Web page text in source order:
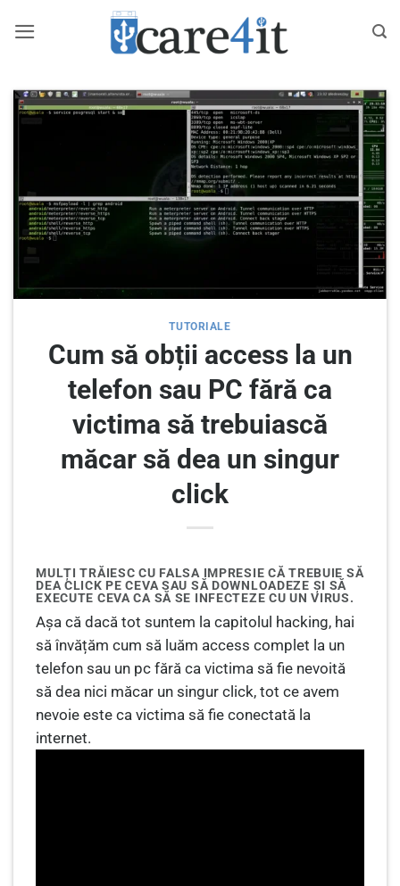
TUTORIALE
Cum să obții access la un
telefon sau PC fără ca
victima să trebuiască
măcar să dea un singur
click
MULȚI TRĂIESC CU FALSA IMPRESIE CĂ TREBUIE SĂ
DEA CLICK PE CEVA SAU SĂ DOWNLOADEZE ȘI SĂ
EXECUTE CEVA CA SĂ SE INFECTEZE CU UN VIRUS.
Așa că dacă tot suntem la capitolul hacking, hai
să învățăm cum să luăm access complet la un
telefon sau un pc fără ca victima să fie nevoită
să dea nici măcar un singur click, tot ce avem
nevoie este ca victima să fie conectată la
internet.